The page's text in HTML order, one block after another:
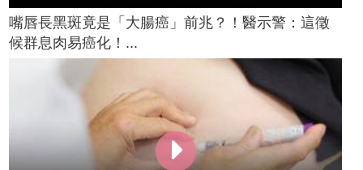
嘴唇長黑斑竟是「大腸癌」前兆？！醫示警：這徵
候群息肉易癌化！...